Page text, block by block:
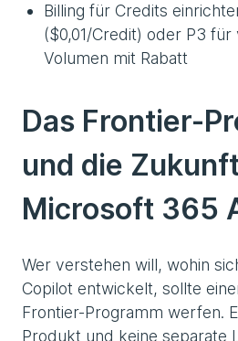
Billing für Credits
($0,01/Credit) oder P3
Volumen mit Rabatt
Das Frontier-
und die
Microsoft 365
Wer verstehen will, wohin
Copilot entwickelt, sollte
Frontier-Programm werfen.
Produkt und keine separate